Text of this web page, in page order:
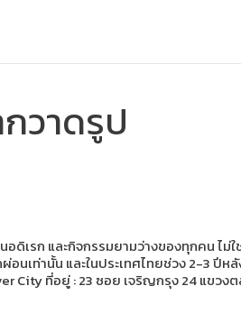
วาดรูป
รก และกิจกรรมยามว่างของทุกคน ไม่ใ
เท่านั้น และในประเทศไทยช่วง 2-3 ปีห
City ที่อยู่ : 23 ซอย เจริญกรุง 24 แขว